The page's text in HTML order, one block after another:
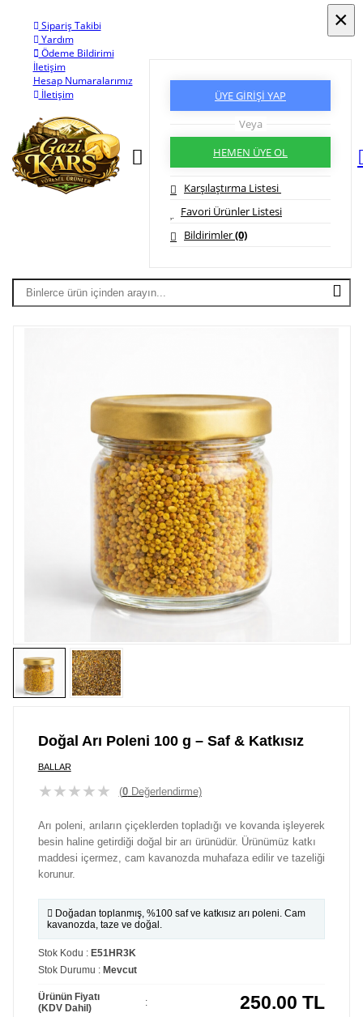
ÜYE GİRİŞİ YAP
Veya
HEMEN ÜYE OL
Karşılaştırma Listesi
Favori Ürünler Listesi
Bildirimler(0)
Doğal Arı Poleni 100 g – Saf & Katkısız
BALLAR
★★★★★ (0Değerlendirme)
Arı poleni, arıların çiçeklerden topladığı ve kovanda işleyerek
besin haline getirdiği doğal bir arı ürünüdür. Ürünümüz katkı
maddesi içermez, cam kavanozda muhafaza edilir ve tazeliği
korunur.
Doğadan toplanmış, %100 saf ve katkısız arı poleni. Cam
kavanozda, taze ve doğal.
Stok Kodu : E51HR3K
Stok Durumu : Mevcut
Ürünün Fiyatı
(KDV Dahil)
: 250.00 TL
×
×